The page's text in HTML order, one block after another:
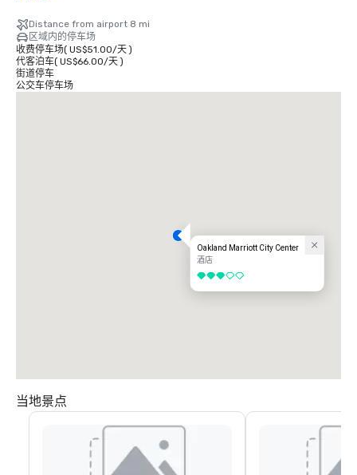
Distance from airport 8 mi
区域内的停车场
收费停车场( US$51.00/天)
代客泊车( US$66.00/天)
街道停车
公交车停车场
Oakland Marriott City Center
酒店
3/5
当地景点